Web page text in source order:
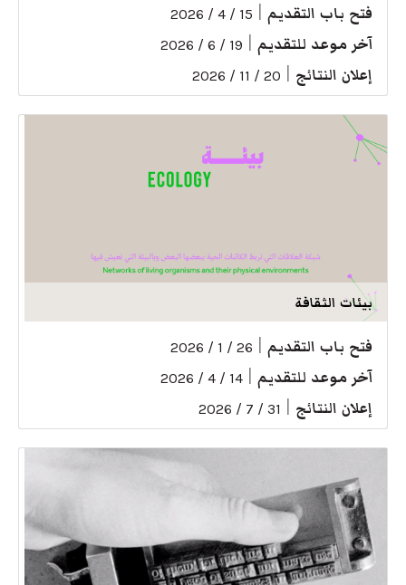
فتح باب التقديم 15 / 4 / 2026
آخر موعد للتقديم 19 / 6 / 2026
إعلان النتائج 20 / 11 / 2026
بيئات الثقافة
فتح باب التقديم 26 / 1 / 2026
آخر موعد للتقديم 14 / 4 / 2026
إعلان النتائج 31 / 7 / 2026